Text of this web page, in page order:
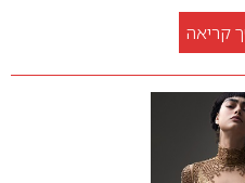
קריאה